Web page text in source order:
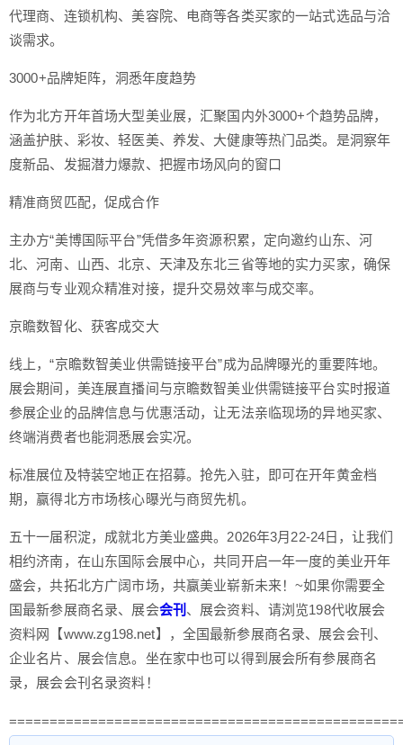
代理商、连锁机构、美容院、电商等各类买家的一站式选品与洽
谈需求。
3000+品牌矩阵，洞悉年度趋势
作为北方开年首场大型美业展，汇聚国内外3000+个趋势品牌，
涵盖护肤、彩妆、轻医美、养发、大健康等热门品类。是洞察年
度新品、发掘潜力爆款、把握市场风向的窗口
精准商贸匹配，促成合作
主办方“美博国际平台”凭借多年资源积累，定向邀约山东、河
北、河南、山西、北京、天津及东北三省等地的实力买家，确保
展商与专业观众精准对接，提升交易效率与成交率。
京瞻数智化、获客成交大
线上，“京瞻数智美业供需链接平台”成为品牌曝光的重要阵地。
展会期间，美连展直播间与京瞻数智美业供需链接平台实时报道
参展企业的品牌信息与优惠活动，让无法亲临现场的异地买家、
终端消费者也能洞悉展会实况。
标准展位及特装空地正在招募。抢先入驻，即可在开年黄金档
期，赢得北方市场核心曝光与商贸先机。
五十一届积淀，成就北方美业盛典。2026年3月22-24日，让我们
相约济南，在山东国际会展中心，共同开启一年一度的美业开年
盛会，共拓北方广阔市场，共赢美业崭新未来！~如果你需要全
国最新参展商名录、展会会刊 、展会资料、请浏览198代收展会
资料网【www.zg198.net】，全国最新参展商名录、展会会刊、
企业名片、展会信息。坐在家中也可以得到展会所有参展商名
录，展会会刊名录资料！